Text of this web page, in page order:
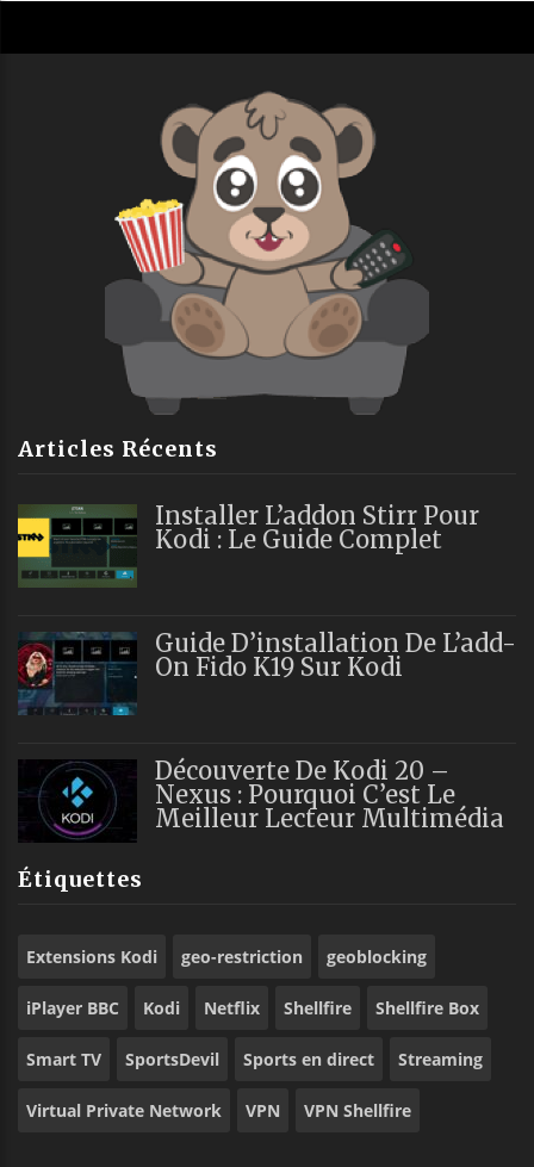
Articles Récents
Installer L’addon Stirr Pour
Kodi : Le Guide Complet
Guide D’installation De L’add-
On Fido K19 Sur Kodi
Découverte De Kodi 20 –
Nexus : Pourquoi C’est Le
Meilleur Lecteur Multimédia
Étiquettes
Extensions Kodi geo-restriction geoblocking
iPlayer BBC Kodi Netflix Shellfire Shellfire Box
Smart TV SportsDevil Sports en direct Streaming
Virtual Private Network VPN VPN Shellfire